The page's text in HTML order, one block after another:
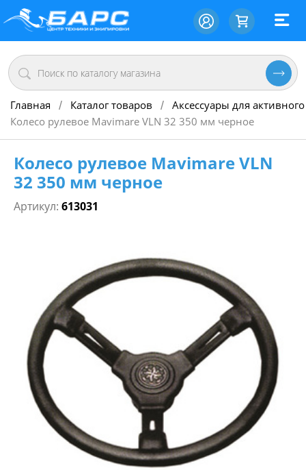
Главная / Каталог товаров / Аксессуары для
Колесо рулевое Mavimare VLN 32 350 мм черное
Колесо рулевое Mavimare VLN
32 350 мм черное
Артикул: 613031